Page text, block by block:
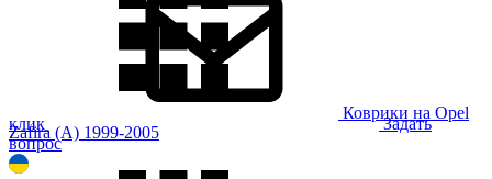
Коврики на Opel
Zafira (A) 1999-2005
клик
Задать
вопрос